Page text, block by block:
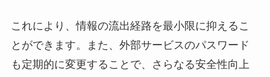
これにより、情報の流出経路を最小限に抑えるこ
とができます。また、外部サービスのパスワード
も定期的に変更することで、さらなる安全性向上